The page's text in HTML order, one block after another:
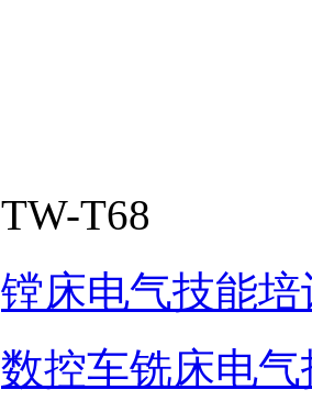
TW-T68
镗床电气技能
数控车铣床电